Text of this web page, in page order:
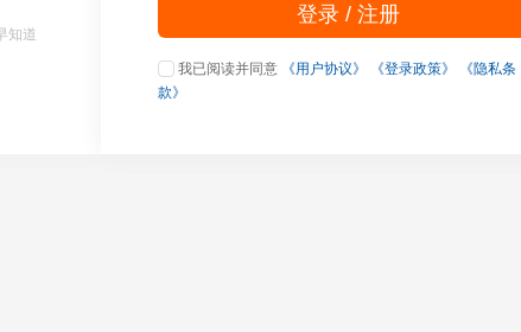
知道
登录 / 注册
我已阅读并同意 《用户协议》 《登录政策》
《隐私条
款》